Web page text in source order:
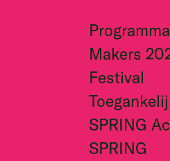
Makers
Festival
SPRING
SPRING